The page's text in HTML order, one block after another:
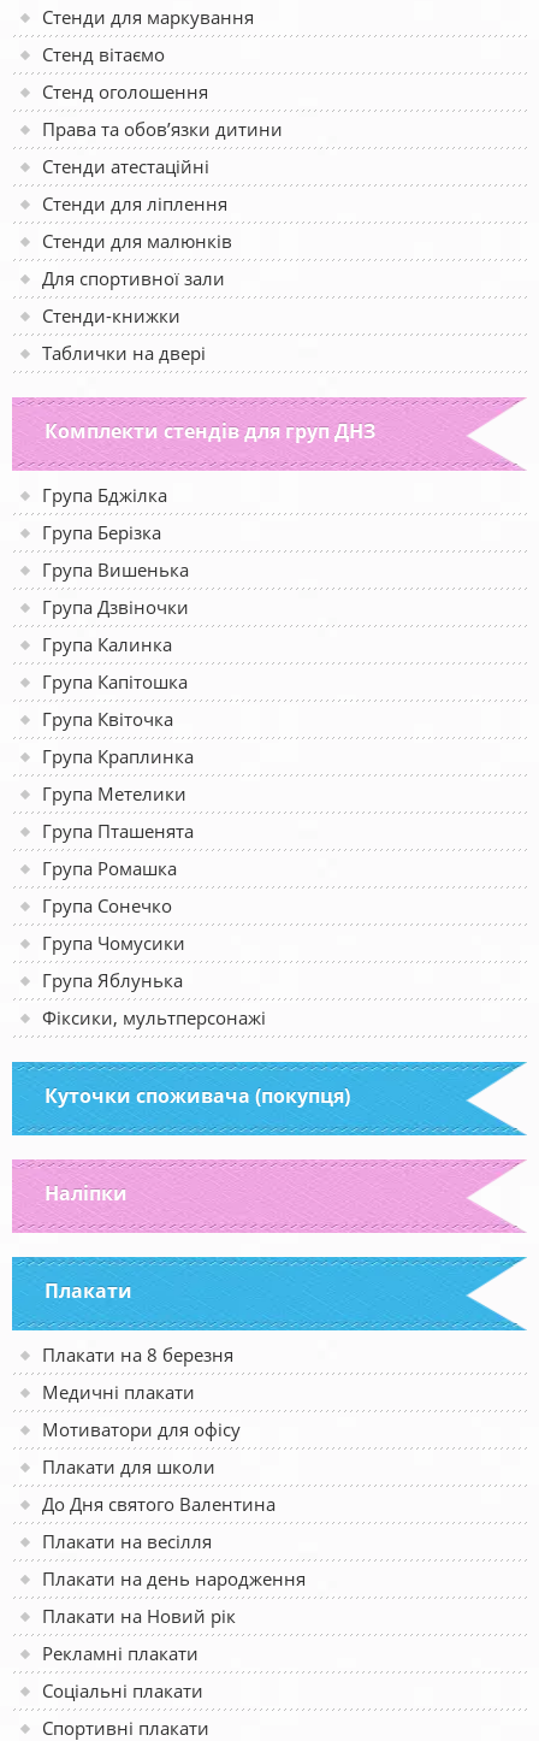
Стенди для маркування
Стенд вітаємо
Стенд оголошення
Права та обов’язки дитини
Стенди атестаційні
Стенди для ліплення
Стенди для малюнків
Для спортивної зали
Стенди-книжки
Таблички на двері
Комплекти стендів для груп ДНЗ
Група Бджілка
Група Берізка
Група Вишенька
Група Дзвіночки
Група Калинка
Група Капітошка
Група Квіточка
Група Краплинка
Група Метелики
Група Пташенята
Група Ромашка
Група Сонечко
Група Чомусики
Група Яблунька
Фіксики, мультперсонажі
Куточки споживача (покупця)
Наліпки
Плакати
Плакати на 8 березня
Медичні плакати
Мотиватори для офісу
Плакати для школи
До Дня святого Валентина
Плакати на весілля
Плакати на день народження
Плакати на Новий рік
Рекламні плакати
Соціальні плакати
Спортивні плакати